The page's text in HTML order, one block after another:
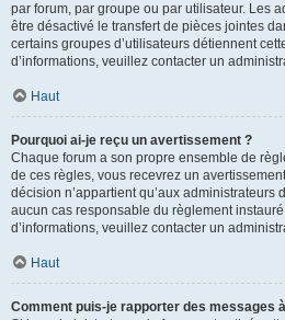
par forum, par groupe ou par utilisateur. Les
être désactivé le transfert de pièces jointes
certains groupes d’utilisateurs détiennent
d’informations, veuillez contacter un
Haut
Pourquoi ai-je reçu un avertissement ?
Chaque forum a son propre ensemble de
de ces règles, vous recevrez un
décision n’appartient qu’aux administrateurs
aucun cas responsable du règlement
d’informations, veuillez contacter un
Haut
Comment puis-je rapporter des messages